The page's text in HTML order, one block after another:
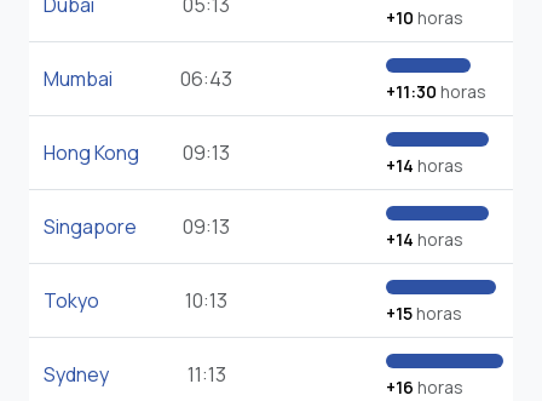
+10 horas
Mumbai 06:43 +11:30 horas
Hong Kong 09:13 +14 horas
Singapore 09:13 +14 horas
Tokyo 10:13 +15horas
Sydney 11:13 +16 horas